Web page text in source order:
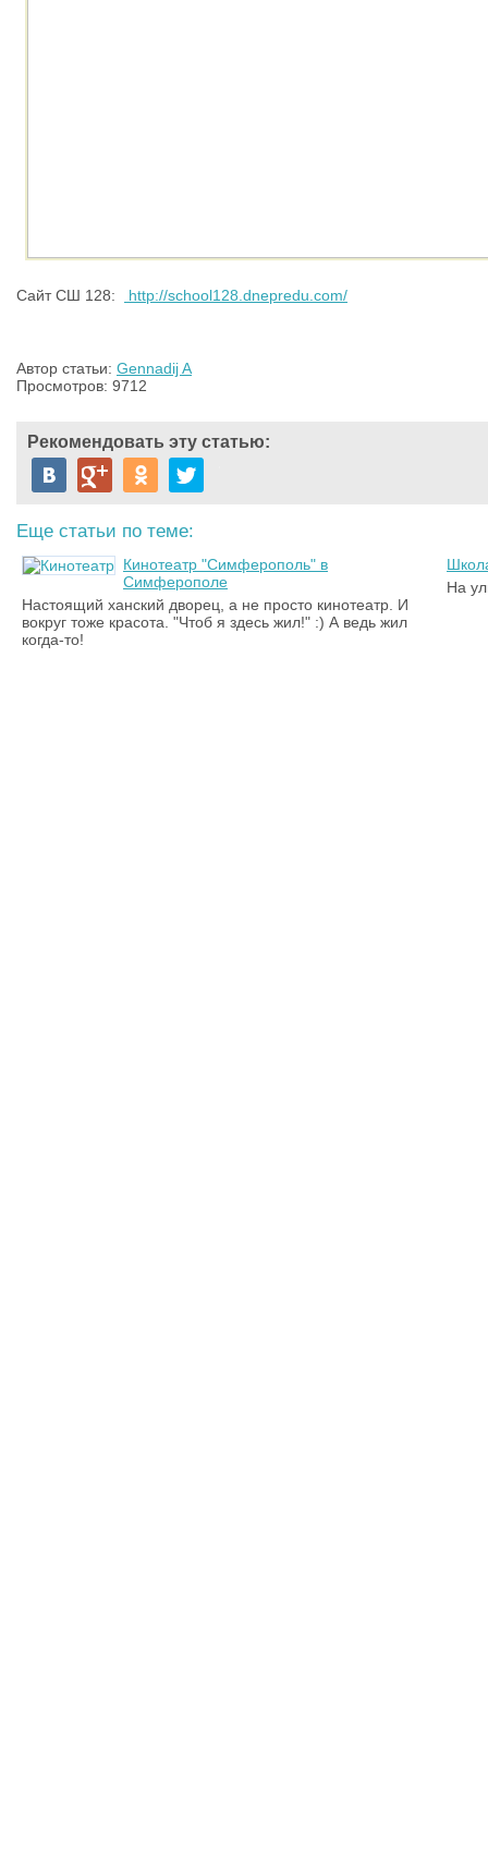
Сайт СШ 128: http://school128.dnepredu.com/
Автор статьи: Gennadij A
Просмотров: 9712
Рекомендовать эту статью:
Еще статьи по теме:
Кинотеатр "Симферополь" в
Симферополе
Настоящий ханский дворец, а не просто кинотеатр. И
вокруг тоже красота. "Чтоб я здесь жил!" :) А ведь жил
когда-то!
На